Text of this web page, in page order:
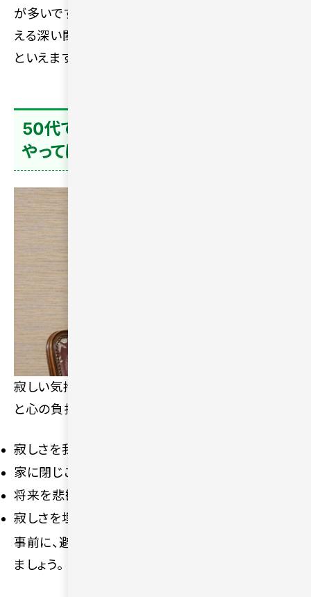
が多いです。人生の後半を共に歩み、互いに支え合
える深い関係への関心が自然と高まりやすい時期
といえます。
50代で一人が寂しいと感じたときに
やってはいけないこと
寂しい気持ちに襲われた際、間違った対処法をとる
と心の負担が増してしまいます。
寂しさを我慢して一人で抱え込む
家に閉じこもり人との接点を減らす
将来を悲観して行動を諦める
寂しさを埋めるためだけに無理な恋愛をする
事前に、避けるべきネガティブな行動を知っておき
ましょう。